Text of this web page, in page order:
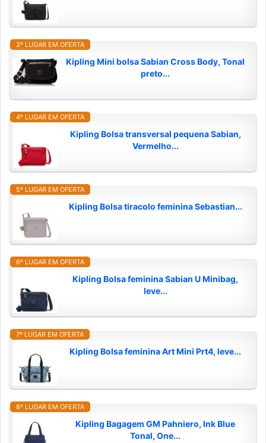
3º LUGAR EM OFERTA
Kipling Mini bolsa Sabian Cross Body, Tonal
preto...
4º LUGAR EM OFERTA
Kipling Bolsa transversal pequena Sabian,
Vermelho...
5º LUGAR EM OFERTA
Kipling Bolsa tiracolo feminina Sebastian...
6º LUGAR EM OFERTA
Kipling Bolsa feminina Sabian U Minibag,
leve...
7º LUGAR EM OFERTA
Kipling Bolsa feminina Art Mini Prt4, leve...
8º LUGAR EM OFERTA
Kipling Bagagem GM Pahniero, Ink Blue
Tonal, One...